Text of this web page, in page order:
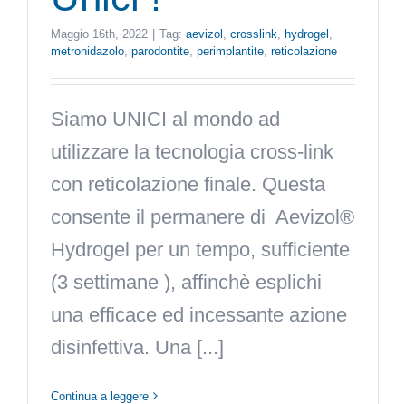
Maggio 16th, 2022 Tag: aevizol crosslink hydrogel
metronidazolo parodontite perimplantite reticolazione
Siamo UNICI al mondo ad
utilizzare la tecnologia cross-link
con reticolazione finale. Questa
consente il permanere di Aevizol®
Hydrogel per un tempo, sufficiente
(3 settimane ), affinchè esplichi
una efficace ed incessante azione
disinfettiva. Una [...]
Continua a leggere